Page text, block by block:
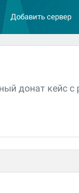
Добавить сервер
донат кейс с